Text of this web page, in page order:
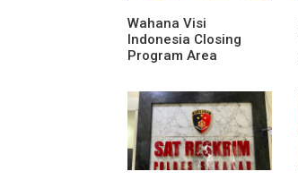
Wahana Visi
Indonesia Closing
Program Area